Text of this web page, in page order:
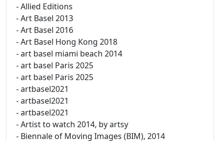
- Allied Editions
- Art Basel 2013
- Art Basel 2016
- Art Basel Hong Kong 2018
- art basel miami beach 2014
- art basel Paris 2025
- art basel Paris 2025
- artbasel2021
- artbasel2021
- artbasel2021
- Artist to watch 2014, by artsy
- Biennale of Moving Images (BIM), 2014